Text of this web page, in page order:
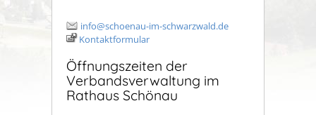
info@schoenau-im-schwarzwald.de
Kontaktformular
Öffnungszeiten der
Verbandsverwaltung im
Rathaus Schönau